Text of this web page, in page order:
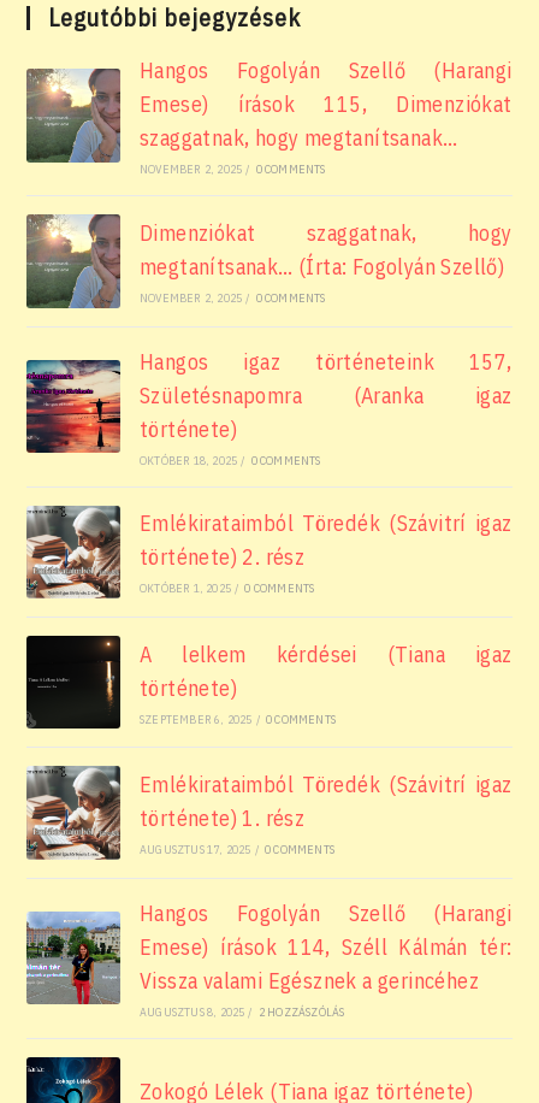
Legutóbbi bejegyzések
Hangos Fogolyán Szellő (Harangi
Emese) írások 115, Dimenziókat
szaggatnak, hogy megtanítsanak…
NOVEMBER 2, 2025 / 0 COMMENTS
Dimenziókat szaggatnak, hogy
megtanítsanak… (Írta: Fogolyán Szellő)
NOVEMBER 2, 2025 / 0 COMMENTS
Hangos igaz történeteink 157,
Születésnapomra (Aranka igaz
története)
OKTÓBER 18, 2025 / 0 COMMENTS
Emlékirataimból Töredék (Szávitrí igaz
története) 2. rész
OKTÓBER 1, 2025 / 0 COMMENTS
A lelkem kérdései (Tiana igaz
története)
SZEPTEMBER 6, 2025 / 0 COMMENTS
Emlékirataimból Töredék (Szávitrí igaz
története) 1. rész
AUGUSZTUS 17, 2025 / 0 COMMENTS
Hangos Fogolyán Szellő (Harangi
Emese) írások 114, Széll Kálmán tér:
Vissza valami Egésznek a gerincéhez
AUGUSZTUS 8, 2025 / 2 HOZZÁSZÓLÁS
Zokogó Lélek (Tiana igaz története)